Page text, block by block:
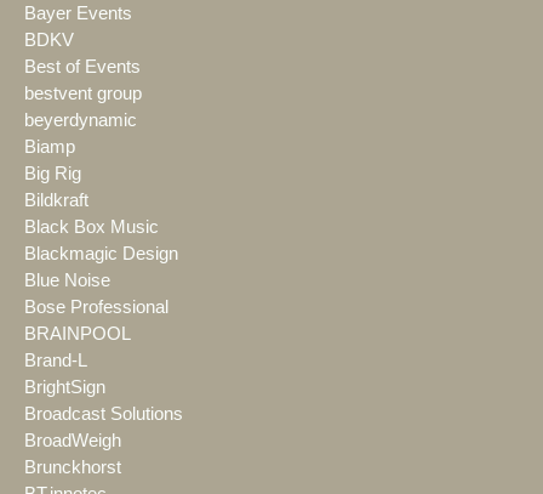
Bayer Events
BDKV
Best of Events
bestvent group
beyerdynamic
Biamp
Big Rig
Bildkraft
Black Box Music
Blackmagic Design
Blue Noise
Bose Professional
BRAINPOOL
Brand-L
BrightSign
Broadcast Solutions
BroadWeigh
Brunckhorst